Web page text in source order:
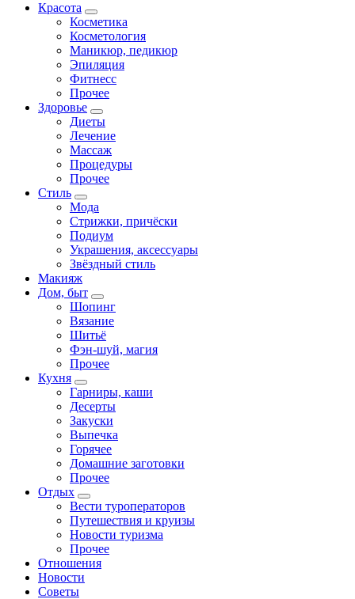
Красота
Косметика
Косметология
Маникюр, педикюр
Эпиляция
Фитнесс
Прочее
Здоровье
Диеты
Лечение
Массаж
Процедуры
Прочее
Стиль
Мода
Стрижки, причёски
Подиум
Украшения, аксессуары
Звёздный стиль
Макияж
Дом, быт
Шопинг
Вязание
Шитьё
Фэн-шуй, магия
Прочее
Кухня
Гарниры, каши
Десерты
Закуски
Выпечка
Горячее
Домашние заготовки
Прочее
Отдых
Вести туроператоров
Путешествия и круизы
Новости туризма
Прочее
Отношения
Новости
Советы